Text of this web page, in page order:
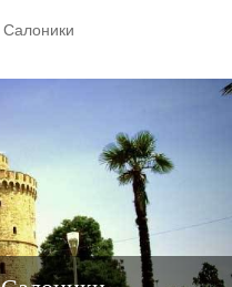
Салоники